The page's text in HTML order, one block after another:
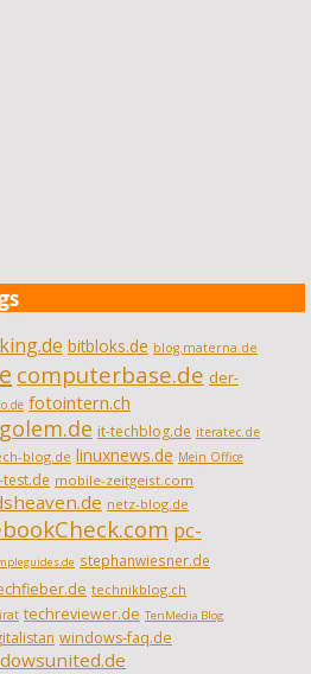
bitbloks.de blog.materna.de
computerbase.de der-
fotointern.ch
golem.de it-techblog.de iteratec.de
blog.de linuxnews.de Mein Office
mobile-zeitgeist.com
netz-blog.de
pc-
stephanwiesner.de
technikblog.ch
techreviewer.de TenMedia Blog
windows-faq.de